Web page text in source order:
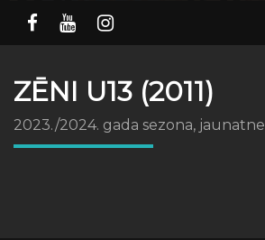
ZĒNI U13 (2011)
2023./2024. gada sezona, jaunatne